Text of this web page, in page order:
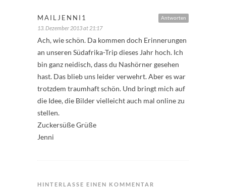
Antworten
MAILJENNI1
13. Dezember 2013 at 21:17
Ach, wie schön. Da kommen doch Erinnerungen
an unseren Südafrika-Trip dieses Jahr hoch. Ich
bin ganz neidisch, dass du Nashörner gesehen
hast. Das blieb uns leider verwehrt. Aber es war
trotzdem traumhaft schön. Und bringt mich auf
die Idee, die Bilder vielleicht auch mal online zu
stellen.
Zuckersüße Grüße
Jenni
HINTERLASSE EINEN KOMMENTAR